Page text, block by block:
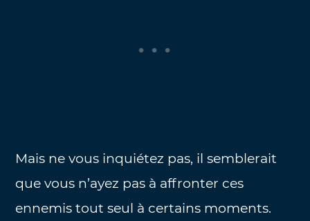
Mais ne vous inquiétez pas, il semblerait
que vous n’ayez pas à affronter ces
ennemis tout seul à certains moments.